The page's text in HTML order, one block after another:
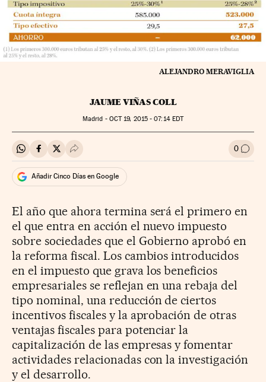
ALEJANDRO MERAVIGLIA
JAUME VIÑAS COLL
Madrid - OCT19, 2015 - 07:14EDT
Compartir en Whatsapp
Compartir en Facebook
Compartir en Twitter
Desplegar Redes Sociales 0 Ir a
Añadir Cinco Días en Google
El año que ahora termina será el primero en
el que entra en acción el nuevo impuesto
sobre sociedades que el Gobierno aprobó en
la reforma fiscal. Los cambios introducidos
en el impuesto que grava los beneficios
empresariales se reflejan en una rebaja del
tipo nominal, una reducción de ciertos
incentivos fiscales y la aprobación de otras
ventajas fiscales para potenciar la
capitalización de las empresas y fomentar
actividades relacionadas con la investigación
y el desarrollo.